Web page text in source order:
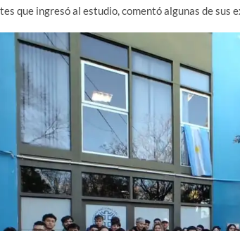
que ingresó al estudio, comentó algunas de